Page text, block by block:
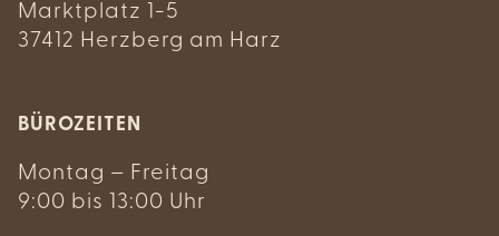
Marktplatz 1-5
37412 Herzberg am Harz
BÜROZEITEN
Montag – Freitag
9:00 bis 13:00 Uhr